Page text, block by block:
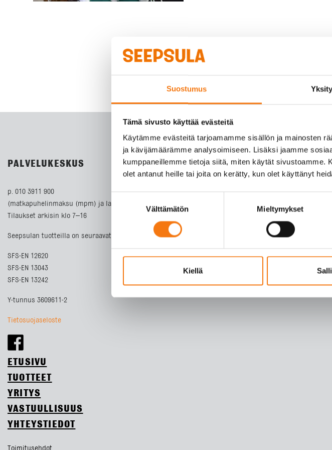
Suostumus
Tämä sivusto käyttää evästeitä
Käytämme evästeitä tarjoamamme sisällön ja mainosten
ja kävijämäärämme analysoimiseen. Lisäksi jaamme
kumppaneillemme tietoja siitä, miten käytät sivustoamme.
olet antanut heille tai joita on kerätty, kun olet käyttänyt
Välttämätön Mieltymykset
Kiellä
PALVELUKESKUS
p. 010 3911 900
(matkapuhelinmaksu (mpm) ja lankapuhelimella paikallisverkkomaksu (pvm))
Tilaukset arkisin klo 7–16
Seepsulan tuotteilla on seuraavat laatusertifikaatit:
SFS-EN 12620
SFS-EN 13043
SFS-EN 13242
Y-tunnus 3609611-2
Tietosuojaseloste
ETUSIVU
TUOTTEET
YRITYS
VASTUULLISUUS
YHTEYSTIEDOT
Toimitusehdot